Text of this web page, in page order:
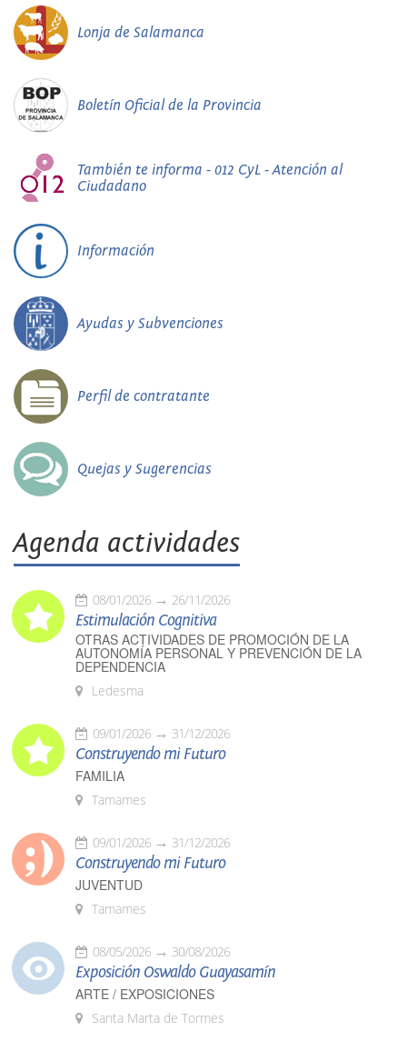
Lonja de Salamanca
Boletín Oficial de la Provincia
También te informa - 012 CyL - Atención al
Ciudadano
Información
Ayudas y Subvenciones
Perfil de contratante
Quejas y Sugerencias
Agenda actividades
08/01/2026 26/11/2026
Estimulación Cognitiva
OTRAS ACTIVIDADES DE PROMOCIÓN DE LA
AUTONOMÍA PERSONAL Y PREVENCIÓN DE LA
DEPENDENCIA
Ledesma
09/01/2026 31/12/2026
Construyendo mi Futuro
FAMILIA
Tamames
09/01/2026 31/12/2026
Construyendo mi Futuro
JUVENTUD
Tamames
08/05/2026 30/08/2026
Exposición Oswaldo Guayasamín
ARTE / EXPOSICIONES
Santa Marta de Tormes